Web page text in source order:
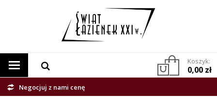
Koszyk:
0,00 zł
Negocjuj z nami cenę